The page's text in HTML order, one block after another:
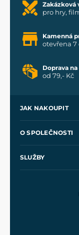
Zakázková
pro hry,
Kamenná
otevřena
Doprava
od 79,- Kč
JAK NAKOUPIT
Velkoobchod
O SPOLEČNOSTI
SLUŽBY
Meče pro